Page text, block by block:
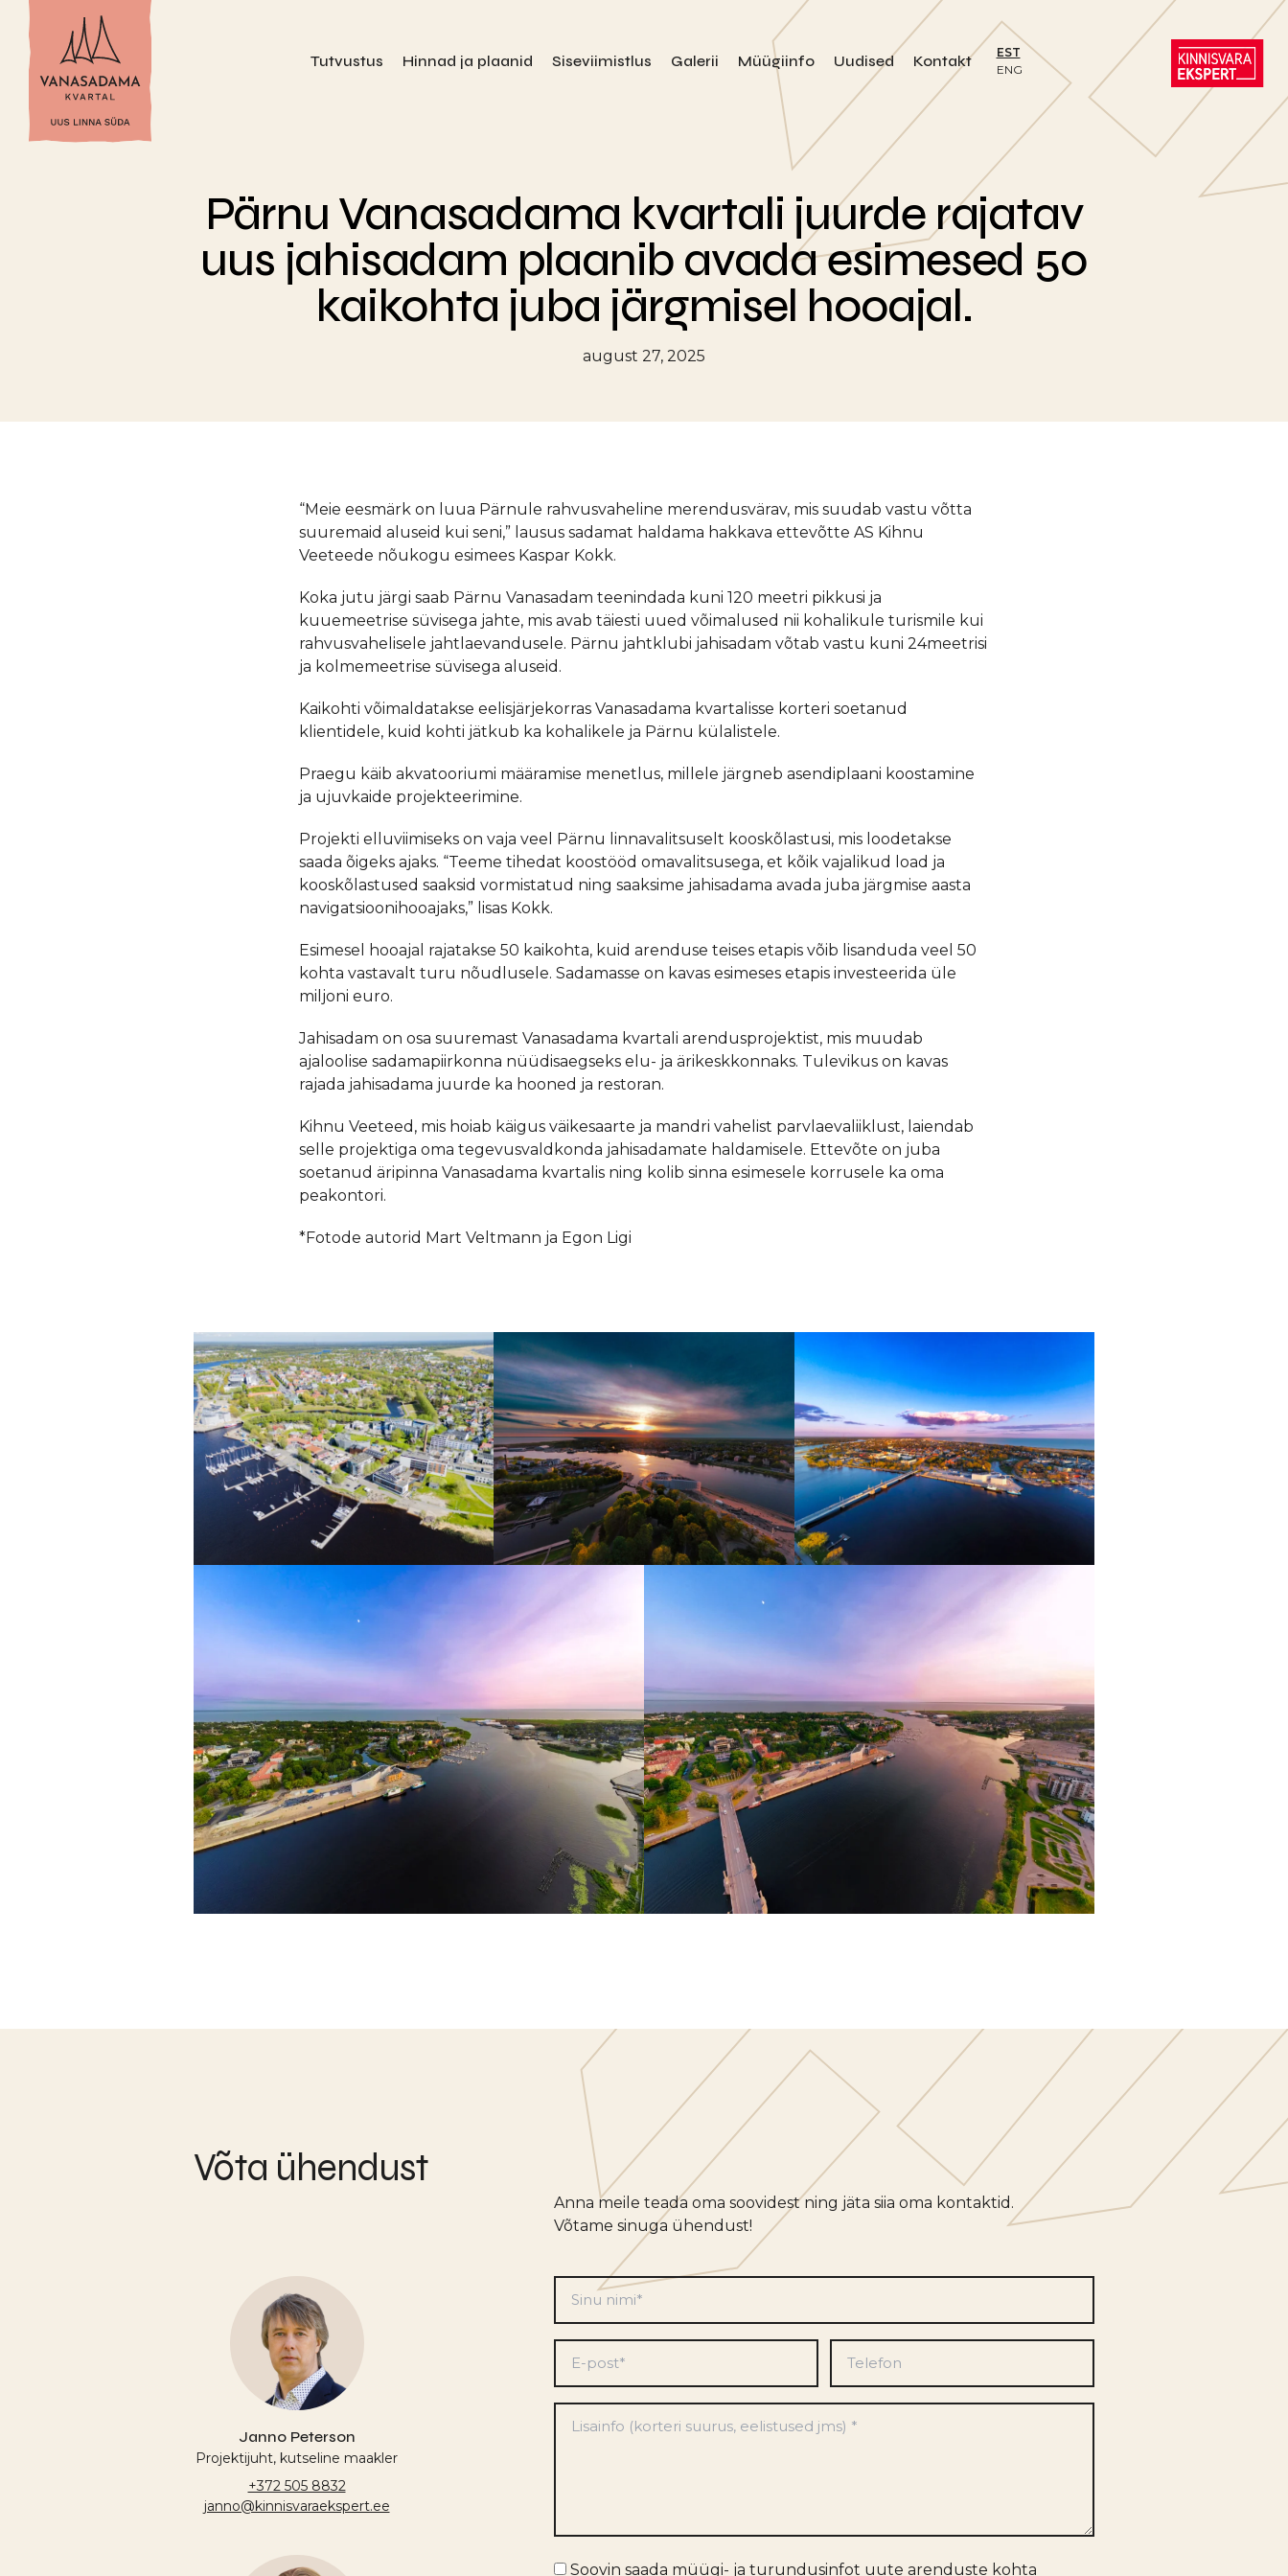
Tutvustus Hinnad ja plaanid Siseviimistlus Galerii Müügiinfo Uudised Kontakt
EST
ENG
Pärnu Vanasadama kvartali juurde rajatav
uus jahisadam plaanib avada esimesed 50
kaikohta juba järgmisel hooajal.
august 27, 2025
“Meie eesmärk on luua Pärnule rahvusvaheline merendusvärav, mis suudab vastu võtta
suuremaid aluseid kui seni,” lausus sadamat haldama hakkava ettevõtte AS Kihnu
Veeteede nõukogu esimees Kaspar Kokk.
Koka jutu järgi saab Pärnu Vanasadam teenindada kuni 120 meetri pikkusi ja
kuuemeetrise süvisega jahte, mis avab täiesti uued võimalused nii kohalikule turismile kui
rahvusvahelisele jahtlaevandusele. Pärnu jahtklubi jahisadam võtab vastu kuni 24meetrisi
ja kolmemeetrise süvisega aluseid.
Kaikohti võimaldatakse eelisjärjekorras Vanasadama kvartalisse korteri soetanud
klientidele, kuid kohti jätkub ka kohalikele ja Pärnu külalistele.
Praegu käib akvatooriumi määramise menetlus, millele järgneb asendiplaani koostamine
ja ujuvkaide projekteerimine.
Projekti elluviimiseks on vaja veel Pärnu linnavalitsuselt kooskõlastusi, mis loodetakse
saada õigeks ajaks. “Teeme tihedat koostööd omavalitsusega, et kõik vajalikud load ja
kooskõlastused saaksid vormistatud ning saaksime jahisadama avada juba järgmise aasta
navigatsioonihooajaks,” lisas Kokk.
Esimesel hooajal rajatakse 50 kaikohta, kuid arenduse teises etapis võib lisanduda veel 50
kohta vastavalt turu nõudlusele. Sadamasse on kavas esimeses etapis investeerida üle
miljoni euro.
​Jahisadam on osa suuremast Vanasadama kvartali arendusprojektist, mis muudab
ajaloolise sadamapiirkonna nüüdisaegseks elu- ja ärikeskkonnaks. Tulevikus on kavas
rajada jahisadama juurde ka hooned ja restoran.
Kihnu Veeteed, mis hoiab käigus väikesaarte ja mandri vahelist parvlaevaliiklust, laiendab
selle projektiga oma tegevusvaldkonda jahisadamate haldamisele. Ettevõte on juba
soetanud äripinna Vanasadama kvartalis ning kolib sinna esimesele korrusele ka oma
peakontori.
*Fotode autorid Mart Veltmann ja Egon Ligi
Võta ühendust
Anna meile teada oma soovidest ning jäta siia oma kontaktid.
Võtame sinuga ühendust!
Janno Peterson
Projektijuht, kutseline maakler
+372 505 8832
janno@kinnisvaraekspert.ee
nimi
post
Turundusinfo
Soovin saada müügi- ja turundusinfot uute arenduste kohta